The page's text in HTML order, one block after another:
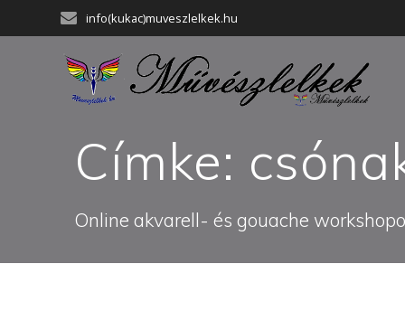
to
info(kukac)muveszlelkek.hu
Címke:
Online akvarell- és gouache